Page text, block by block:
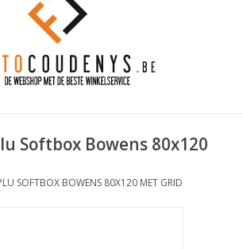
Softbox Bowens 80x120
SOFTBOX BOWENS 80X120 MET GRID